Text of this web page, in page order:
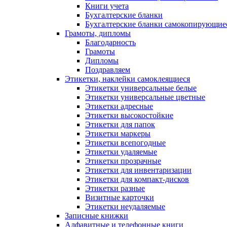
Книги учета
Бухгалтерские бланки
Бухгалтерские бланки
Грамоты, дипломы
Благодарность
Грамоты
Дипломы
Поздравляем
Этикетки, наклейки самоклеящиеся
Этикетки универсальные белые
Этикетки универсальные цветные
Этикетки адресные
Этикетки высокостойкие
Этикетки для папок
Этикетки маркеры
Этикетки всепогодные
Этикетки удаляемые
Этикетки прозрачные
Этикетки для инвентаризации
Этикетки для компакт-дисков
Этикетки разные
Визитные карточки
Этикетки неудаляемые
Записные книжки
Алфавитные и телефонные книги